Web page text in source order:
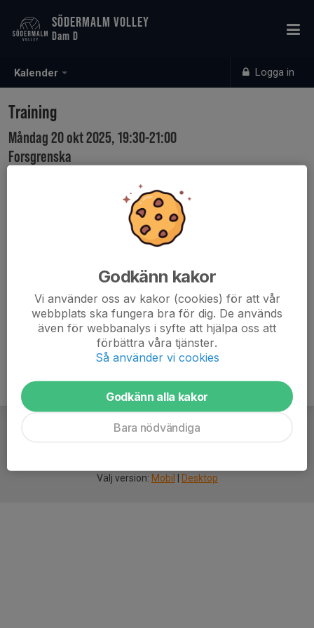
Kalender Logga in
SÖDERMALM VOLLEY
Dam D
Training
Måndag 20 okt 2025, 19:30-21:00
Forsgrenska
Välj version: Mobil Desktop
Godkänn kakor
Vi använder oss av kakor (cookies) för att vår
webbplats ska fungera bra för dig. De används
även för webbanalys i syfte att hjälpa oss att
förbättra våra tjänster.
Så använder vi cookies
Godkänn alla kakor
Bara nödvändiga